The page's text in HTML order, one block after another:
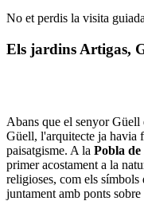
No et perdis la visita
Els jardins Artigas,
Abans que el senyor Güell
Güell, l'arquitecte ja havia
paisatgisme. A la Pobla
primer acostament a la
religioses, com els símbols
juntament amb ponts